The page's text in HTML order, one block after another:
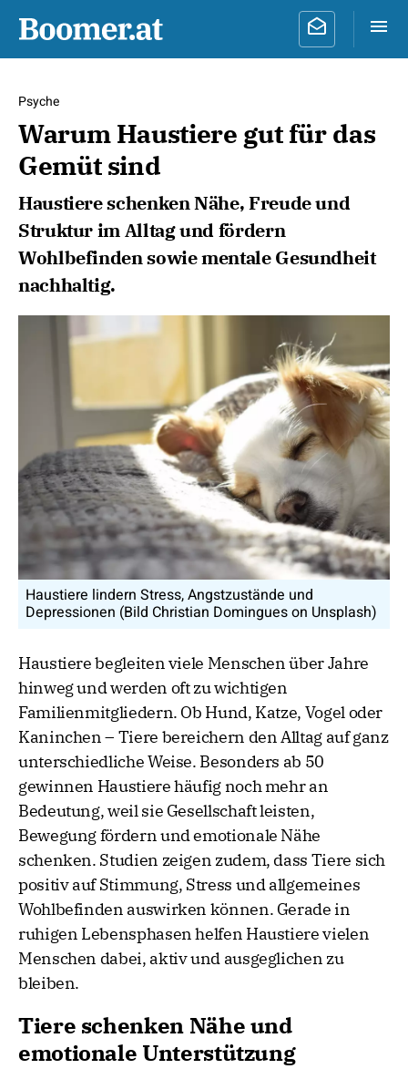
Psyche
Warum Haustiere gut für das
Gemüt sind
Haustiere schenken Nähe, Freude und
Struktur im Alltag und fördern
Wohlbefinden sowie mentale Gesundheit
nachhaltig.
Haustiere lindern Stress, Angstzustände und
Depressionen (Bild Christian Domingues on Unsplash)
Haustiere begleiten viele Menschen über Jahre
hinweg und werden oft zu wichtigen
Familienmitgliedern. Ob Hund, Katze, Vogel oder
Kaninchen – Tiere bereichern den Alltag auf ganz
unterschiedliche Weise. Besonders ab 50
gewinnen Haustiere häufig noch mehr an
Bedeutung, weil sie Gesellschaft leisten,
Bewegung fördern und emotionale Nähe
schenken. Studien zeigen zudem, dass Tiere sich
positiv auf Stimmung, Stress und allgemeines
Wohlbefinden auswirken können. Gerade in
ruhigen Lebensphasen helfen Haustiere vielen
Menschen dabei, aktiv und ausgeglichen zu
bleiben.
Tiere schenken Nähe und
emotionale Unterstützung